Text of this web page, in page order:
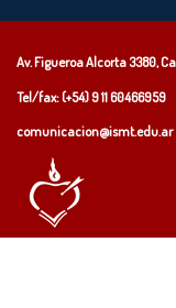
Av. Figueroa Alcorta 3380,
Tel/fax: (+54)9 11 60466959
comunicacion@ismt.edu.ar